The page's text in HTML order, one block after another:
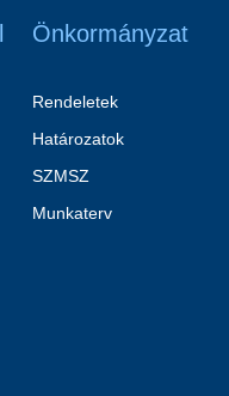
Önkormányzat
Rendeletek
Határozatok
SZMSZ
Munkaterv